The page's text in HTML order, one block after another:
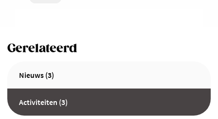
Gerelateerd
Nieuws (3)
Activiteiten (3)